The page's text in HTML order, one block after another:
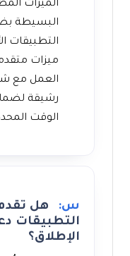
الميزات
البسيطة
التطبيقات
ميزات
العمل مع
رشيقة
الوقت
س:
هل
التطبيقات
الإطلاق؟